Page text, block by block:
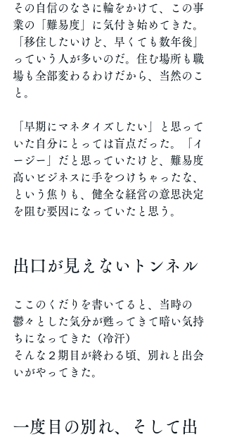
その自信のなさに輪をかけて、この事
業の「難易度」に気付き始めてきた。
「移住したいけど、早くても数年後」
っていう人が多いのだ。住む場所も職
場も全部変わるわけだから、当然のこ
と。
「早期にマネタイズしたい」と思って
いた自分にとっては盲点だった。「イ
ージー」だと思っていたけど、難易度
高いビジネスに手をつけちゃったな、
という焦りも、健全な経営の意思決定
を阻む要因になっていたと思う。
出口が見えないトンネル
ここのくだりを書いてると、当時の
鬱々とした気分が甦ってきて暗い気持
ちになってきた（冷汗）
そんな２期目が終わる頃、別れと出会
いがやってきた。
一度目の別れ、そして出